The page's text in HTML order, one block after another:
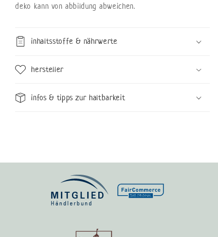
deko kann von abbildung abweichen.
inhaltsstoffe & nährwerte
hersteller
infos & tipps zur haltbarkeit